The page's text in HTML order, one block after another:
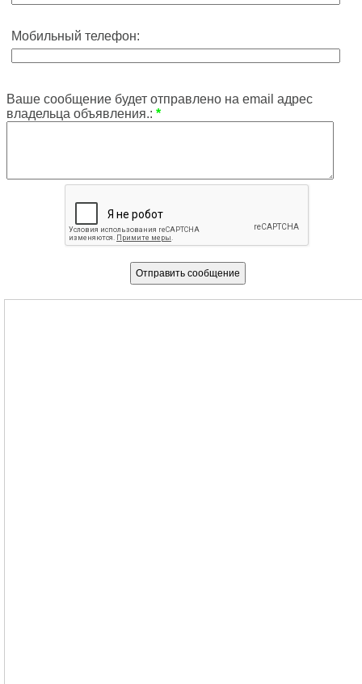
Мобильный телефон:
Ваше сообщение будет отправлено на email адрес
владельца объявления.: *